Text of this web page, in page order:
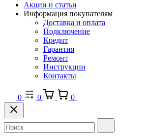
Акции и статьи
Информация покупателям
Доставка и оплата
Подключение
Кредит
Гарантия
Ремонт
Инструкции
Контакты
0 0 0